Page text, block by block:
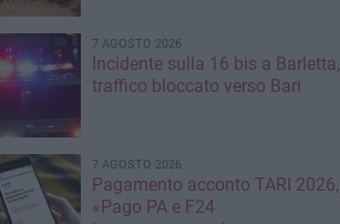
7 AGOSTO 2026
Incidente sulla 16 bis a Barletta,
traffico bloccato verso Bari
7 AGOSTO 2026
Pagamento acconto TARI 2026,
«Pago PA e F24